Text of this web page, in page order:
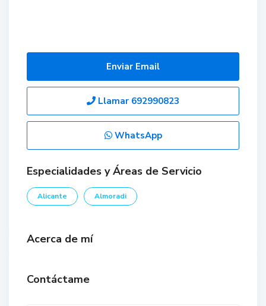
Enviar Email
Llamar 692990823
WhatsApp
Especialidades y Áreas de Servicio
Alicante Almoradi
Acerca de mí
Contáctame